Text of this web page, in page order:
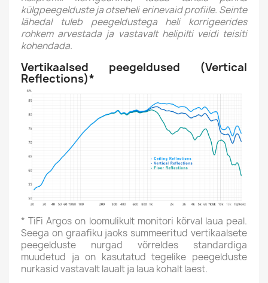
külgpeegelduste ja otseheli erinevaid profiile. Seinte
lähedal tuleb peegeldustega heli korrigeerides
rohkem arvestada ja vastavalt helipilti veidi teisiti
kohendada.
Vertikaalsed peegeldused (Vertical
Reflections)*
* TiFi Argos on loomulikult monitori kõrval laua peal.
Seega on graafiku jaoks summeeritud vertikaalsete
peegelduste nurgad võrreldes standardiga
muudetud ja on kasutatud tegelike peegelduste
nurkasid vastavalt laualt ja laua kohalt laest.